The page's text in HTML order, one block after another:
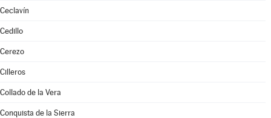
Ceclavín
Cedillo
Cerezo
Cilleros
Collado de la Vera
Conquista de la Sierra